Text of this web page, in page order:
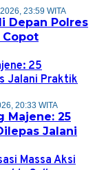
23:59 WITA
Depan Polres
Copot
20:33 WITA
Majene: 25
Jalani